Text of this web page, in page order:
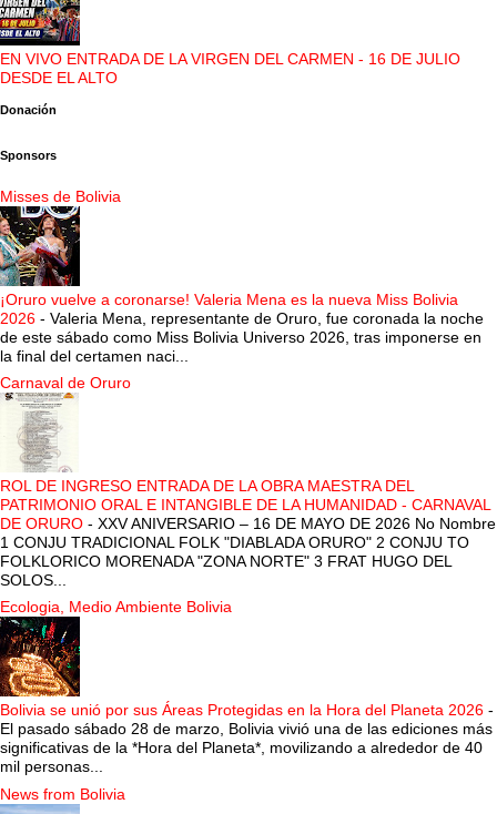
EN VIVO ENTRADA DE LA VIRGEN DEL CARMEN - 16 DE JULIO
DESDE EL ALTO
Donación
Sponsors
Misses de Bolivia
¡Oruro vuelve a coronarse! Valeria Mena es la nueva Miss Bolivia
2026 - Valeria Mena, representante de Oruro, fue coronada la noche
de este sábado como Miss Bolivia Universo 2026, tras imponerse en
la final del certamen naci...
Carnaval de Oruro
ROL DE INGRESO ENTRADA DE LA OBRA MAESTRA DEL
PATRIMONIO ORAL E INTANGIBLE DE LA HUMANIDAD - CARNAVAL
DE ORURO - XXV ANIVERSARIO – 16 DE MAYO DE 2026 No Nombre
1 CONJU TRADICIONAL FOLK "DIABLADA ORURO" 2 CONJU TO
FOLKLORICO MORENADA "ZONA NORTE" 3 FRAT HUGO DEL
SOLOS...
Ecologia, Medio Ambiente Bolivia
Bolivia se unió por sus Áreas Protegidas en la Hora del Planeta 2026 -
El pasado sábado 28 de marzo, Bolivia vivió una de las ediciones más
significativas de la *Hora del Planeta*, movilizando a alrededor de 40
mil personas...
News from Bolivia